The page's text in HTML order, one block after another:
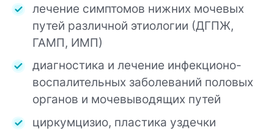
лечение симптомов нижних мочевых
путей различной этиологии (ДГПЖ,
ГАМП, ИМП)
диагностика и лечение инфекционо-
воспалительных заболеваний половых
органов и мочевыводящих путей
циркумцизио, пластика уздечки